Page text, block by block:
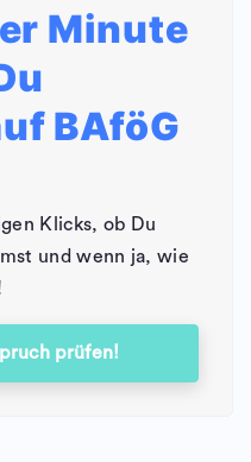
Minute
BAföG
Klicks, ob Du
und wenn ja, wie
prüfen!